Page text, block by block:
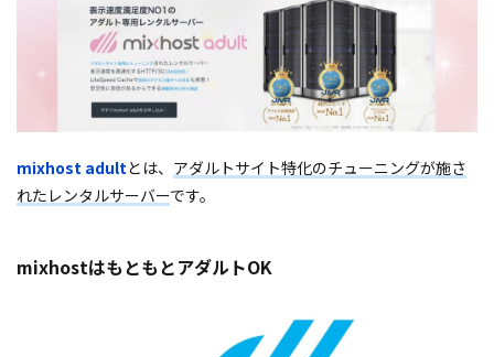
mixhost adultとは、 アダルトサイト特化のチューニングが施さ
れたレンタルサーバーです。
mixhostはもともとアダルトOK